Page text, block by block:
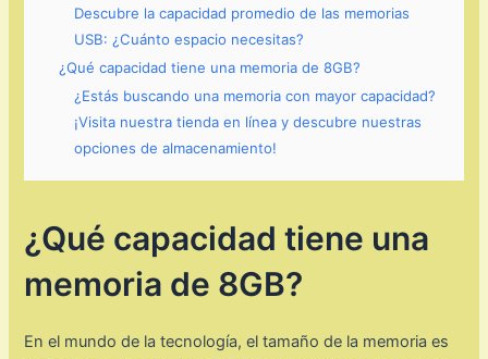
Descubre la capacidad promedio de las memorias
USB: ¿Cuánto espacio necesitas?
¿Qué capacidad tiene una memoria de 8GB?
¿Estás buscando una memoria con mayor capacidad?
¡Visita nuestra tienda en línea y descubre nuestras
opciones de almacenamiento!
¿Qué capacidad tiene una
memoria de 8GB?
En el mundo de la tecnología, el tamaño de la memoria es